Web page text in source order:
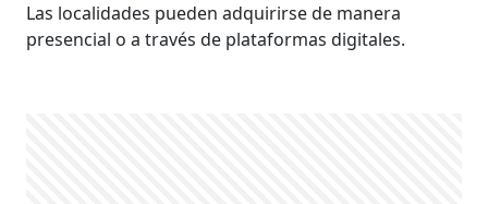
Las localidades pueden adquirirse de manera
presencial o a través de plataformas digitales.